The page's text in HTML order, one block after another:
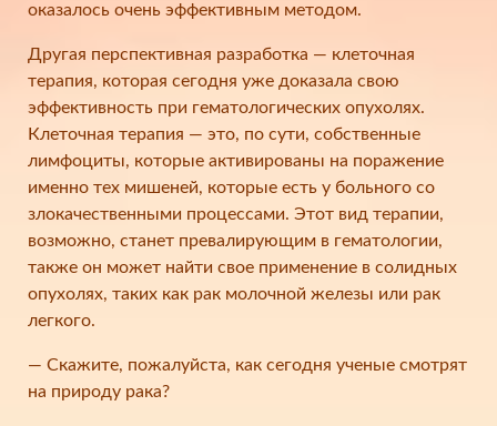
оказалось очень эффективным методом.
Другая перспективная разработка — клеточная
терапия, которая сегодня уже доказала свою
эффективность при гематологических опухолях.
Клеточная терапия — это, по сути, собственные
лимфоциты, которые активированы на поражение
именно тех мишеней, которые есть у больного со
злокачественными процессами. Этот вид терапии,
возможно, станет превалирующим в гематологии,
также он может найти свое применение в солидных
опухолях, таких как рак молочной железы или рак
легкого.
— Скажите, пожалуйста, как сегодня ученые смотрят
на природу рака?